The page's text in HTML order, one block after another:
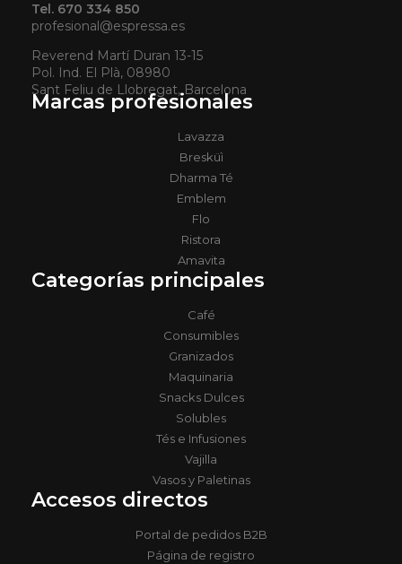
Tel. 670 334 850
profesional@espressa.es
Reverend Martí Duran 13-15
Pol. Ind. El Plà, 08980
Sant Feliu de Llobregat, Barcelona
Marcas profesionales
Lavazza
Bresküì
Dharma Té
Emblem
Flo
Ristora
Amavita
Categorías principales
Café
Consumibles
Granizados
Maquinaria
Snacks Dulces
Solubles
Tés e Infusiones
Vajilla
Vasos y Paletinas
Accesos directos
Portal de pedidos B2B
Página de registro